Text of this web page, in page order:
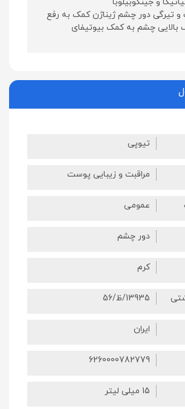
و جینکوبیلوبا
و تیرگی دور چشم ژیناژن کمک به رفع
بالایی چشم به کمک بیوتیفای
تیوپی
مراقبت و زیبایی پوست
عمومی
دور چشم
کرم
13935/ظ/56
ایران
6260000782779
15 میلی لیتر